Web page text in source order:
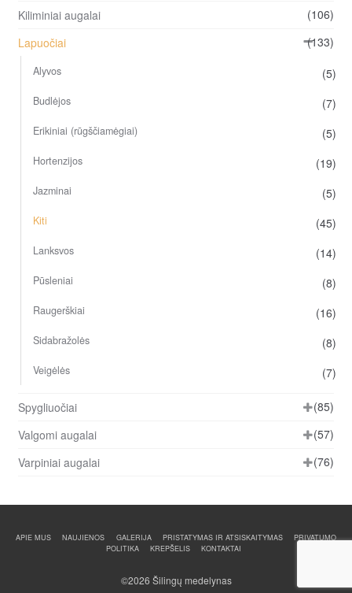
Kiliminiai augalai
(106)
Lapuočiai
(133)
Alyvos (5)
Budlėjos (7)
Erikiniai (rūgščiamėgiai) (5)
Hortenzijos (19)
Jazminai (5)
Kiti (45)
Lanksvos (14)
Pūsleniai (8)
Raugerškiai (16)
Sidabražolės (8)
Veigėlės (7)
Spygliuočiai
(85)
Valgomi augalai
(57)
Varpiniai augalai
(76)
APIE MUS NAUJIENOS GALERIJA PRISTATYMAS IR ATSISKAITYMAS
PRIVATUMO
POLITIKA
KREPŠELIS KONTAKTAI
©2026 Šilingų medelynas